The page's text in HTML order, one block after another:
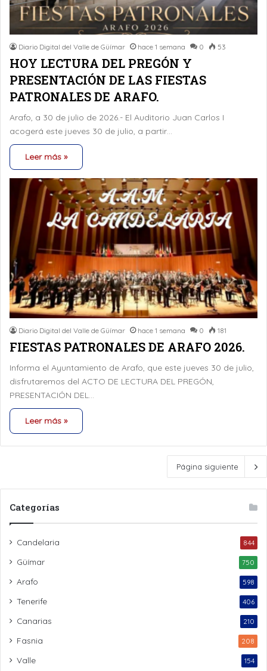
Diario Digital del Valle de Güímar hace 1 semana 0 53
HOY LECTURA DEL PREGÓN Y
PRESENTACIÓN DE LAS FIESTAS
PATRONALES DE ARAFO.
Arafo, a 30 de julio de 2026.- El Auditorio Juan Carlos I
acogerá este jueves 30 de julio, a partir…
Leer más »
Diario Digital del Valle de Güímar hace 1 semana 0 181
FIESTAS PATRONALES DE ARAFO 2026.
Informa el Ayuntamiento de Arafo, que este jueves 30 de julio,
disfrutaremos del ACTO DE LECTURA DEL PREGÓN,
PRESENTACIÓN DEL…
Leer más »
Página siguiente
Categorías
Candelaria 844
Güímar 750
Arafo 598
Tenerife 406
Canarias 210
Fasnia 208
Valle 154